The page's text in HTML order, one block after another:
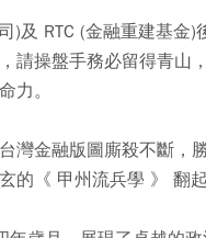
)及 RTC (金融重建基金
請操盤手務必留得青山
力。
灣金融版圖廝殺不斷，
的《 甲州流兵學 》 翻起